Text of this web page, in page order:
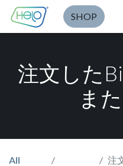
SHOP
注文した
ま
All
注